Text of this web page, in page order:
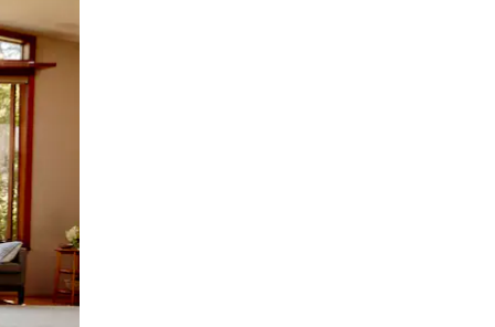
glisser.